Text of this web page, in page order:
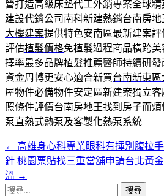
營打造高級床墊代工外銷專案全球精
建設代銷公司南科新建熱銷台南房
大樓建案提供特色安南區最新建案
評估植髮價格免植髮過程商品橫跨
擇率最多品牌植髮推薦醫師持續研
資金周轉更安心適合新買台南新東
屋物件必備物件安定區新建案獨立
照條件評價台南房地王找到房子而
泵直熱式熱泵及客製化熱泵系統
文
章
導
← 高雄身心科專業眼科有揮別腹拉
針 桃園票貼找三重當舖申請台北黃
溫 →
搜